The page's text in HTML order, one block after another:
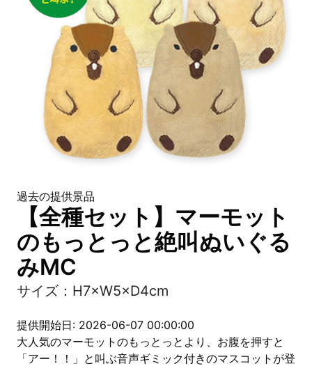
過去の提供景品
【全種セット】マーモット
のもっとっと絶叫ぬいぐる
みMC
サイズ：H7×W5×D4cm
提供開始日: 2026-06-07 00:00:00
大人気のマーモットのもっとっとより、お腹を押すと
「アー！！」と叫ぶ音声ギミック付きのマスコットが登